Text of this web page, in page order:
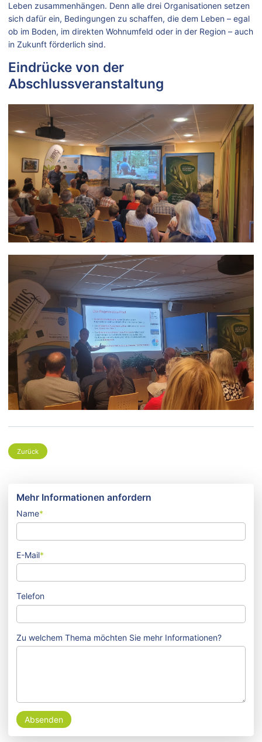
Leben zusammenhängen. Denn alle drei Organisationen setzen
sich dafür ein, Bedingungen zu schaffen, die dem Leben – egal
ob im Boden, im direkten Wohnumfeld oder in der Region – auch
in Zukunft förderlich sind.
Eindrücke von der
Abschlussveranstaltung
Zurück
Mehr Informationen anfordern
Name*
E-Mail*
Telefon
Zu welchem Thema möchten Sie mehr Informationen?
Absenden